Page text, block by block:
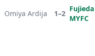
Omiya Ardija 1–2
Fujieda
MYFC